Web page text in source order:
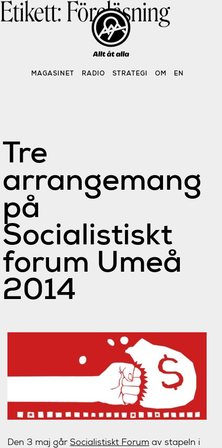
Skip
MAGASINET RADIO STRATEGI OM EN
Etikett:Föreläsning
Tre
arrangemang
på
Socialistiskt
forum Umeå
2014
Den 3 maj går Socialistiskt Forum av stapeln i